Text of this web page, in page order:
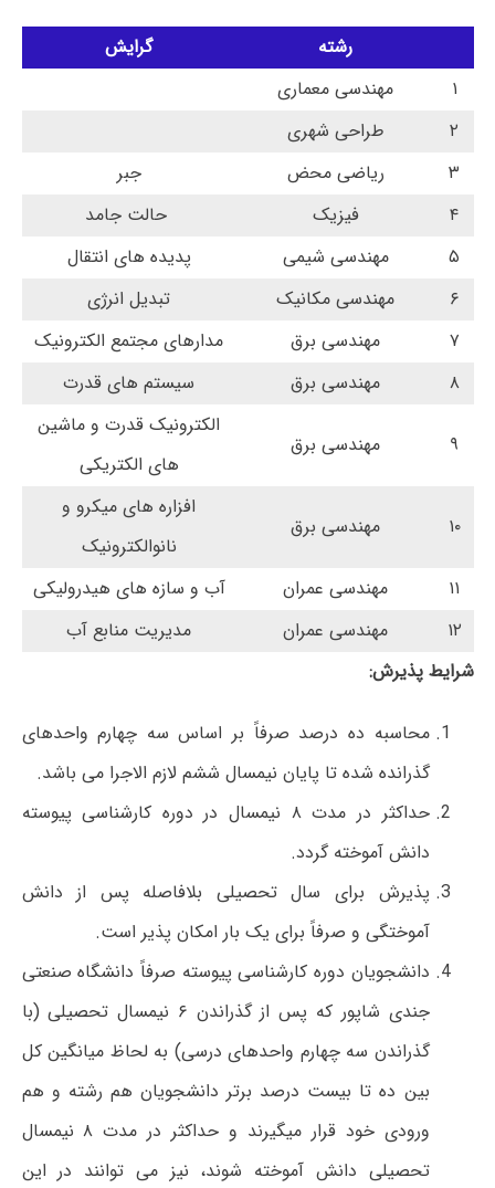
رشته
گرایش
۱
مهندسی معماری
۲
طراحی شهری
۳
ریاضی محض
جبر
۴
فیزیک
حالت جامد
۵
مهندسی شیمی
پدیده های انتقال
۶
مهندسی مکانیک
تبدیل انرژی
۷
مهندسی برق
مدارهای مجتمع الکترونیک
۸
مهندسی برق سیستم های قدرت
۹ مهندسی برق
الکترونیک قدرت و ماشین
های الکتریکی
۱۰ مهندسی برق
افزاره های میکرو و
نانوالکترونیک
۱۱
مهندسی عمران
آب و سازه های هیدرولیکی
۱۲
مهندسی عمران
مدیریت منابع آب
شرایط پذیرش:
محاسبه ده درصد صرفاً بر اساس سه چهارم واحدهای
گذرانده شده تا پایان نیمسال ششم لازم الاجرا می باشد.
حداکثر در مدت ۸ نیمسال در دوره کارشناسی پیوسته
دانش آموخته گردد.
پذیرش برای سال تحصیلی بلافاصله پس از دانش
آموختگی و صرفاً برای یک بار امکان پذیر است.
دانشجویان دوره کارشناسی پیوسته صرفاً دانشگاه صنعتی
جندی شاپور که پس از گذراندن ۶ نیمسال تحصیلی (با
گذراندن سه چهارم واحدهای درسی) به لحاظ میانگین کل
بین ده تا بیست درصد برتر دانشجویان هم رشته و هم
ورودی خود قرار می­گیرند و حداکثر در مدت ۸ نیمسال
تحصیلی دانش آموخته شوند، نیز می توانند در این